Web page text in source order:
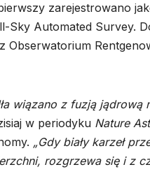
zarejestrowano
Sky Automated Survey.
Obserwatorium
wiązano z fuzją jądrową
w periodyku Nature
„Gdy biały karzeł
rozgrzewa się i z